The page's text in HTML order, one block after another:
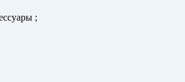
;